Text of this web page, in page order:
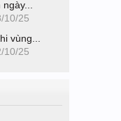
10/25
vùng...
10/25